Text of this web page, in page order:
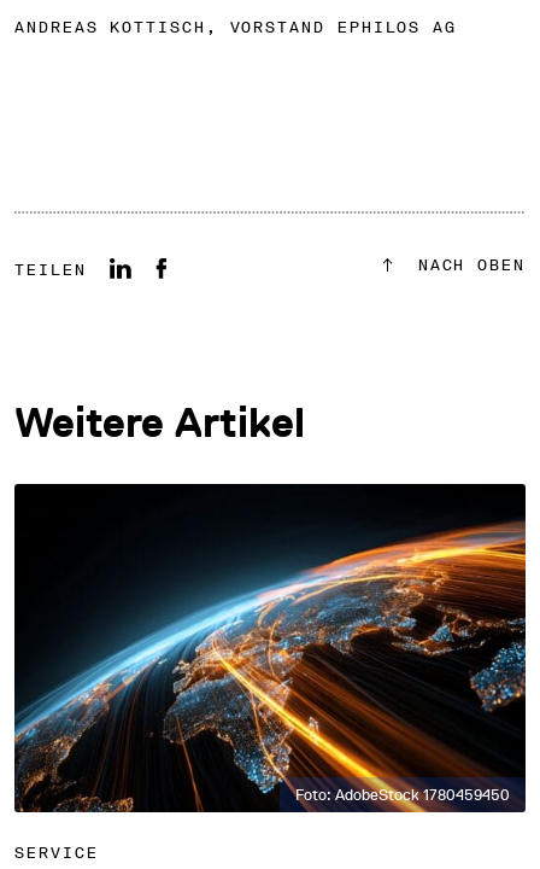
ANDREAS KOTTISCH, VORSTAND EPHILOS AG
TEILEN NACH OBEN
Weitere Artikel
Foto: AdobeStock 1780459450
SERVICE